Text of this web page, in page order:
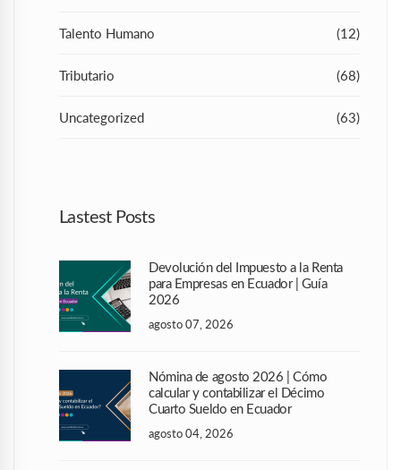
Talento Humano (12)
Tributario (68)
Uncategorized (63)
Lastest Posts
Devolución del Impuesto a la Renta
para Empresas en Ecuador | Guía
2026
agosto 07, 2026
Nómina de agosto 2026 | Cómo
calcular y contabilizar el Décimo
Cuarto Sueldo en Ecuador
agosto 04, 2026